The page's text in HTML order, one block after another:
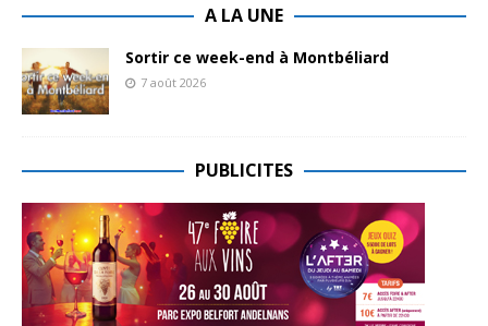
A LA UNE
Sortir ce week-end à Montbéliard
7 août 2026
PUBLICITES